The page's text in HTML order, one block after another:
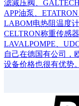
滤减压阀、
APP油泵、
LABOM电热阻温度
CELTRON称重传感
LAVALPOMPE、
自己在德国有公司，
设备价格也很有优势。